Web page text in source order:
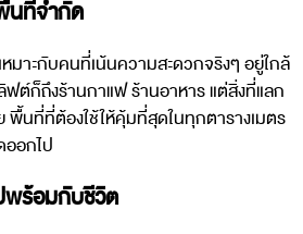
นที่จำกัด
มาะกับคนที่เน้นความสะดวกจริงๆ อยู่ใกล้
ต์ก็ถึงร้านกาแฟ ร้านอาหาร แต่สิ่งที่แลก
พื้นที่ที่ต้องใช้ให้คุ้มที่สุดในทุกตารางเมตร
ออกไป
พร้อมกับชีวิต